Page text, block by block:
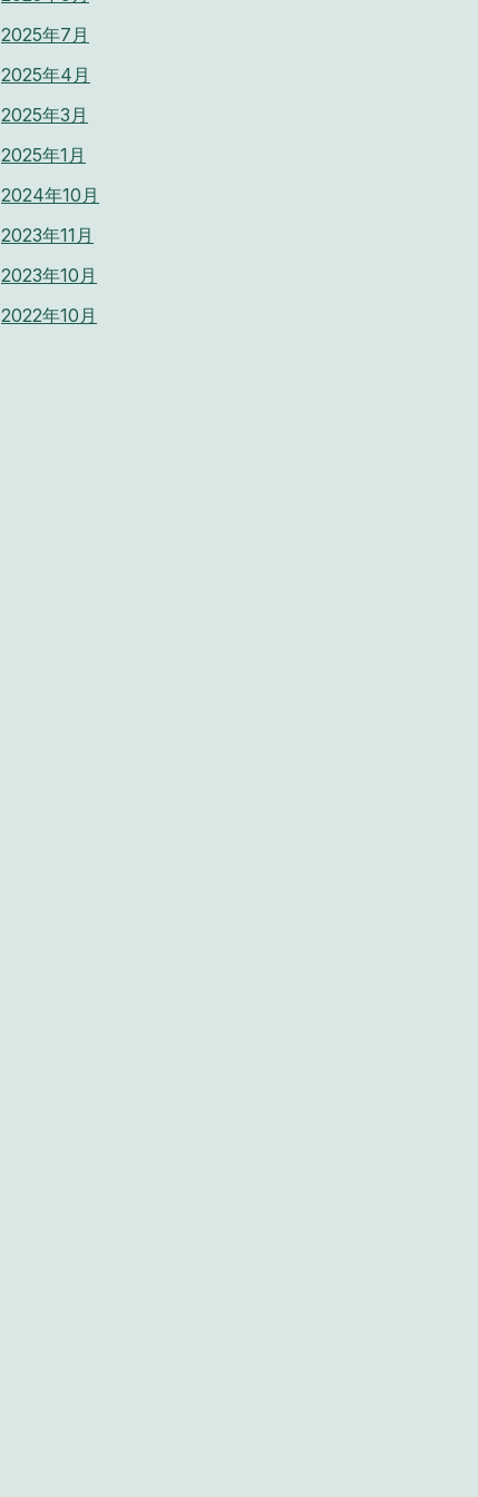
2025年7月
2025年4月
2025年3月
2025年1月
2024年10月
2023年11月
2023年10月
2022年10月